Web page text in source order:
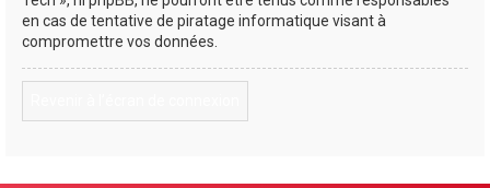
en cas de tentative de piratage informatique visant à
compromettre vos données.